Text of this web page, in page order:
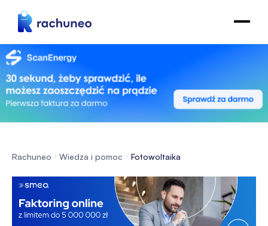
Rachuneo Wiedza i pomoc Fotowoltaika